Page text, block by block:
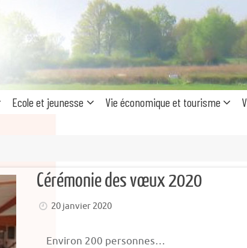
pour
Ecole et jeunesse Vie économique et tourisme
Cérémonie des vœux 2020
20 janvier 2020
Environ 200 personnes…